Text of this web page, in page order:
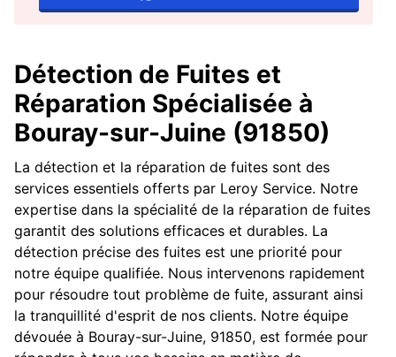
Détection de Fuites et
Réparation Spécialisée à
Bouray-sur-Juine (91850)
La détection et la réparation de fuites sont des
services essentiels offerts par Leroy Service. Notre
expertise dans la spécialité de la réparation de fuites
garantit des solutions efficaces et durables. La
détection précise des fuites est une priorité pour
notre équipe qualifiée. Nous intervenons rapidement
pour résoudre tout problème de fuite, assurant ainsi
la tranquillité d'esprit de nos clients. Notre équipe
dévouée à Bouray-sur-Juine, 91850, est formée pour